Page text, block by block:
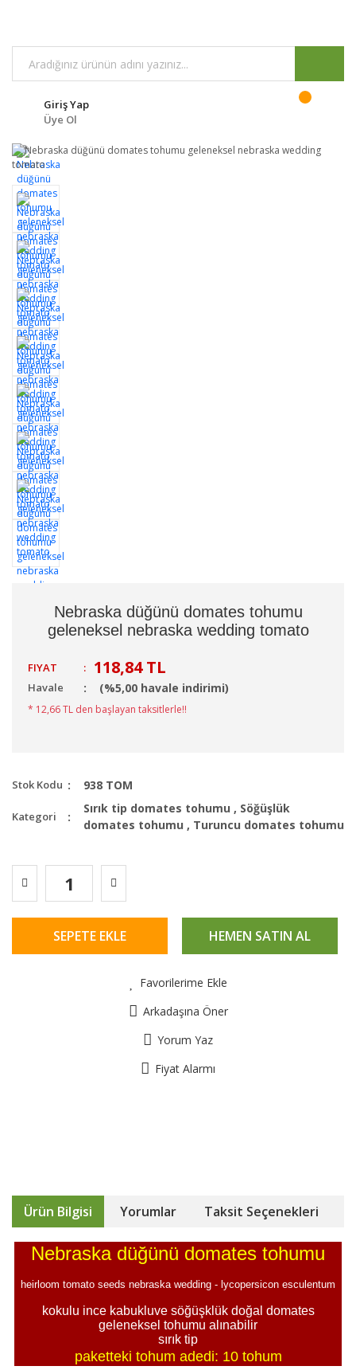
Giriş Yap
Üye Ol
Nebraska düğünü domates tohumu
geleneksel nebraska wedding tomato
FIYAT : 118,84 TL
Havale (%5,00 havale indirimi)
* 12,66 TL den başlayan taksitlerle!!
Stok Kodu 938 TOM
Kategori
Sırık tip domates tohumu , Söğüşlük
domates tohumu , Turuncu domates tohumu
SEPETE EKLE HEMEN SATIN AL
Favorilerime Ekle
Arkadaşına Öner
Yorum Yaz
Fiyat Alarmı
Ürün Bilgisi Yorumlar Taksit Seçenekleri
Nebraska düğünü domates tohumu
heirloom tomato seeds nebraska wedding - lycopersicon esculentum
kokulu ince kabukluve söğüşklük doğal domates
geleneksel tohumu alınabilir
sırık tip
paketteki tohum adedi: 10 tohum